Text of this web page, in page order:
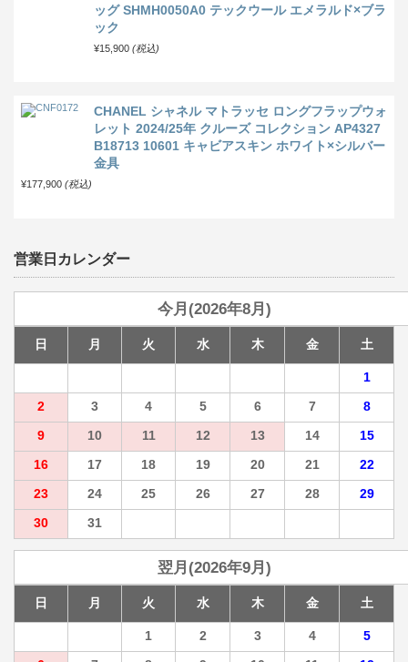
ッグ SHMH0050A0 テックウール エメラルド×ブラ
ック
¥15,900 (税込)
CHANEL シャネル マトラッセ ロングフラップウォ
レット 2024/25年 クルーズ コレクション AP4327
B18713 10601 キャビアスキン ホワイト×シルバー
金具
¥177,900 (税込)
営業日カレンダー
今月(2026年8月)
日 月 火 水 木 金 土
1
2 3 4 5 6 7 8
9 10 11 12 13 14 15
16 17 18 19 20 21 22
23 24 25 26 27 28 29
30 31
翌月(2026年9月)
日 月 火 水 木 金 土
1 2 3 4 5